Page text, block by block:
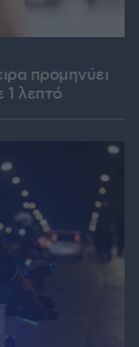
προμηνύει
1 λεπτό